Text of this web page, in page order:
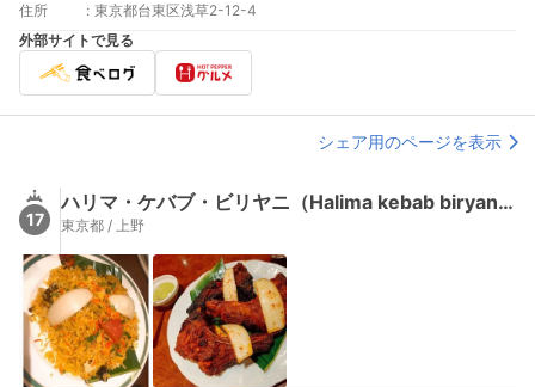
住所 : 東京都台東区浅草2-12-4
外部サイトで見る
シェア用のページを表示
17
ハリマ・ケバブ・ビリヤニ（Halima kebab biryani）
東京都 / 上野